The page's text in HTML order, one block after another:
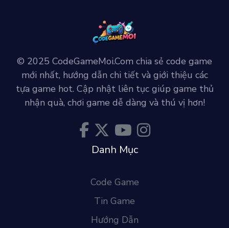
© 2025 CodeGameMoi.Com chia sẻ code game
mới nhất, hướng dẫn chi tiết và giới thiệu các
tựa game hot. Cập nhật liên tục giúp game thủ
nhận quà, chơi game dễ dàng và thú vị hơn!
Danh Mục
Code Game
Tin Game
Hướng Dẫn